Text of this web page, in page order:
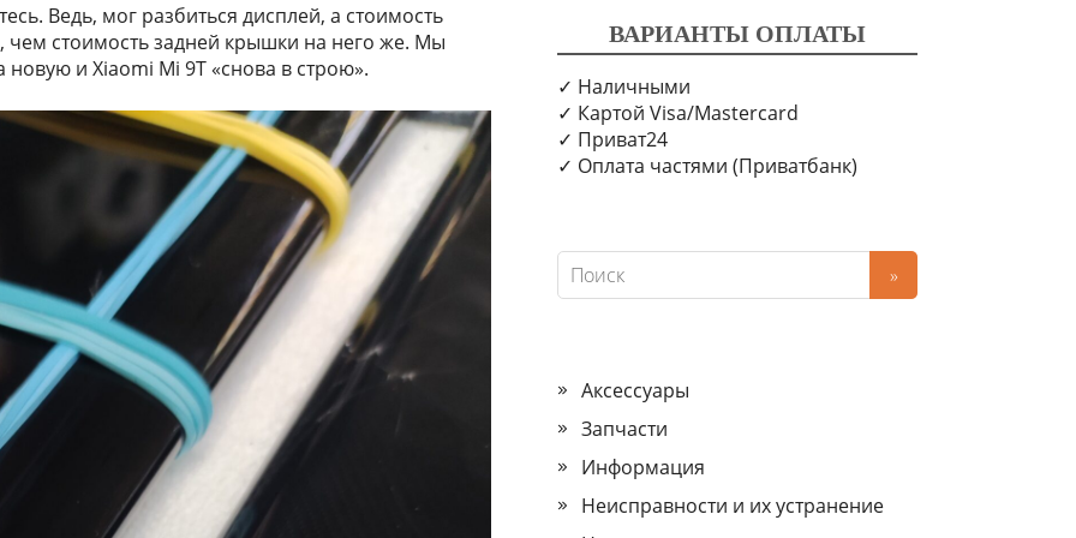
Ведь, мог разбиться дисплей, а стоимость
чем стоимость задней крышки на него же. Мы
и Xiaomi Mi 9T «снова в строю».
ВАРИАНТЫ ОПЛАТЫ
✓ Наличными
✓ Картой Visa/Mastercard
✓ Приват24
✓ Оплата частями (Приватбанк)
Аксессуары
Запчасти
Информация
Неисправности и их устранение